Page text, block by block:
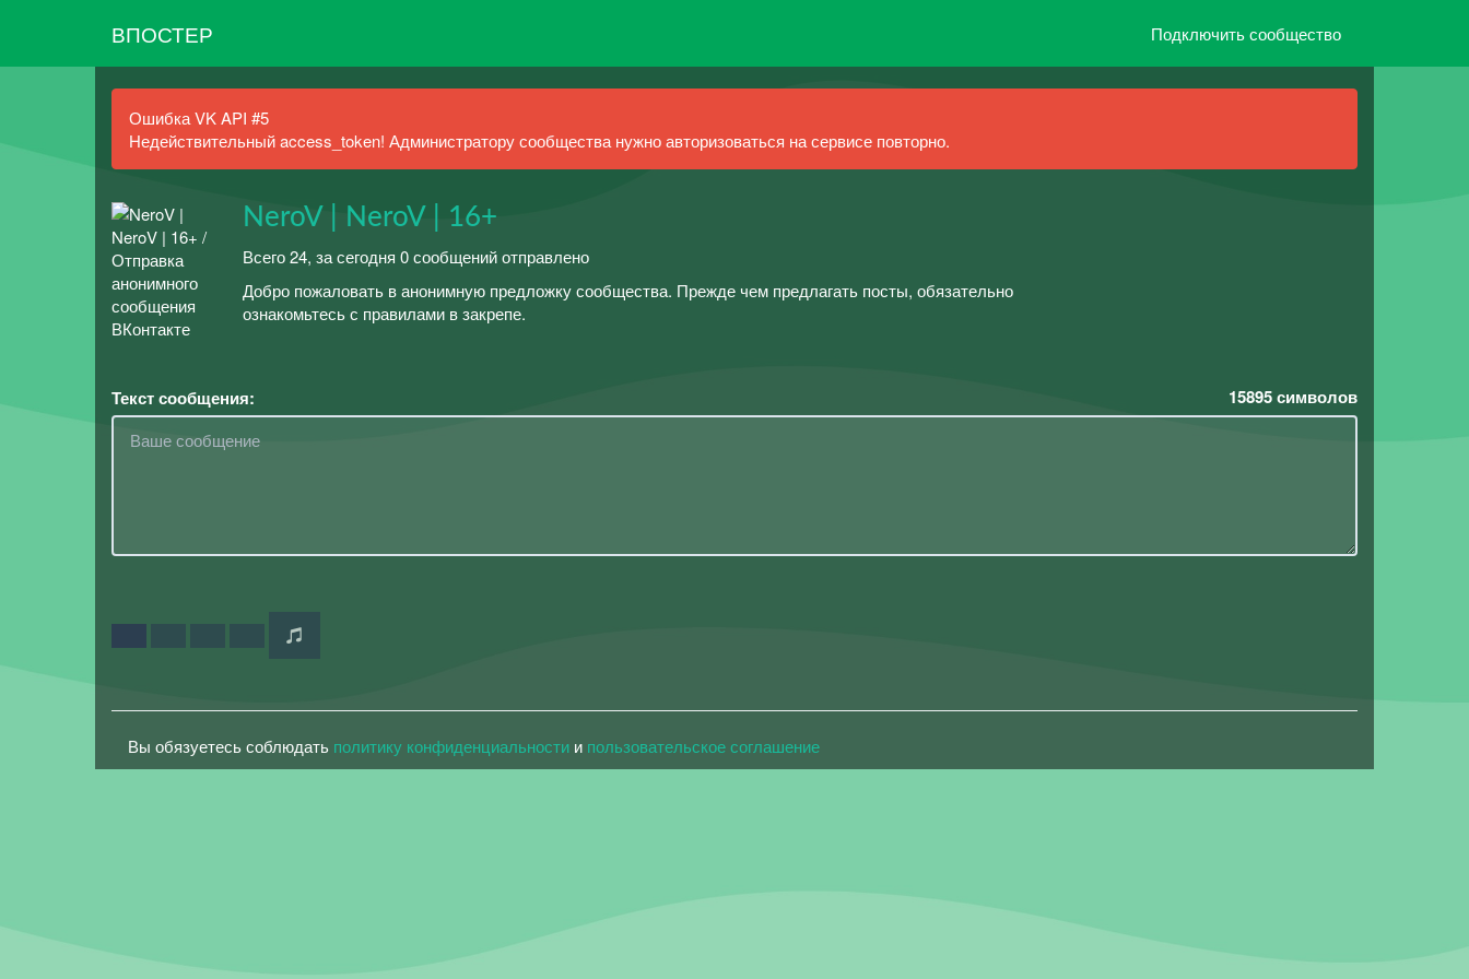
ВПОСТЕР Подключить сообщество
Ошибка VK API #5
Недействительный access_token! Администратору сообщества нужно авторизоваться на сервисе повторно.
NeroV | NeroV | 16+
Всего 24, за сегодня 0 сообщений отправлено
Добро пожаловать в анонимную предложку сообщества. Прежде чем предлагать посты, обязательно
ознакомьтесь с правилами в закрепе.
Текст сообщения: 15895символов
Вы обязуетесь соблюдать политику конфиденциальности и пользовательское соглашение